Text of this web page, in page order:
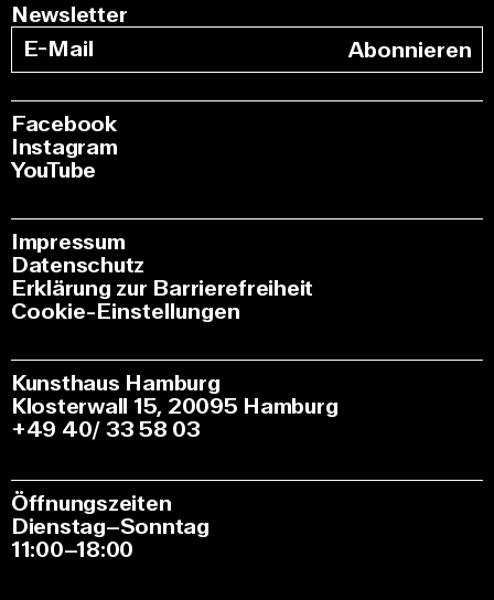
Newsletter
Abonnieren
Facebook
Instagram
YouTube
Impressum
Datenschutz
Erklärung zur Barrierefreiheit
Cookie-Einstellungen
Kunsthaus Hamburg
Klosterwall 15, 20095 Hamburg
+49 40/ 33 58 03
Öffnungszeiten
Dienstag–Sonntag
11:00–18:00